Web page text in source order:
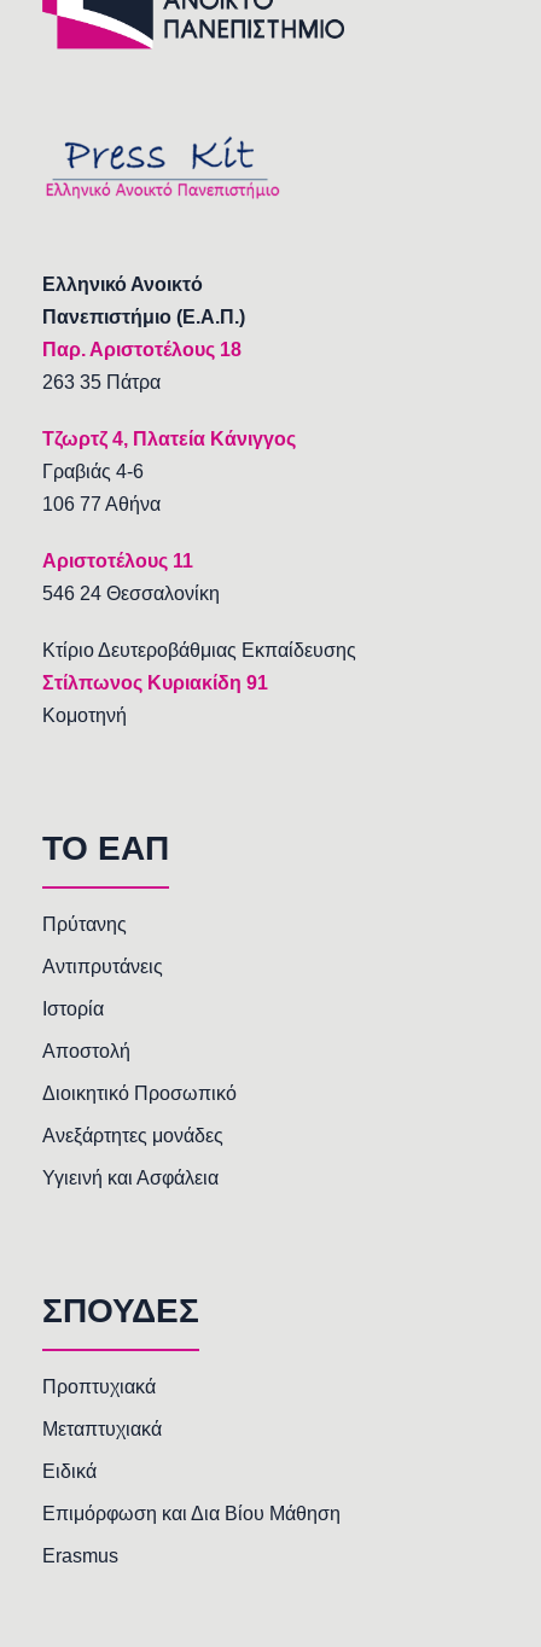
Ελληνικό Ανοικτό
Πανεπιστήμιο (Ε.Α.Π.)
Παρ. Αριστοτέλους 18
263 35 Πάτρα
Τζωρτζ 4, Πλατεία Κάνιγγος
Γραβιάς 4-6
106 77 Αθήνα
Αριστοτέλους 11
546 24 Θεσσαλονίκη
Κτίριο Δευτεροβάθμιας Εκπαίδευσης
Στίλπωνος Κυριακίδη 91
Κομοτηνή
TO EAΠ
Πρύτανης
Αντιπρυτάνεις
Ιστορία
Αποστολή
Διοικητικό Προσωπικό
Ανεξάρτητες μονάδες
Υγιεινή και Ασφάλεια
ΣΠΟΥΔΕΣ
Προπτυχιακά
Μεταπτυχιακά
Ειδικά
Επιμόρφωση και Δια Βίου Μάθηση
Erasmus